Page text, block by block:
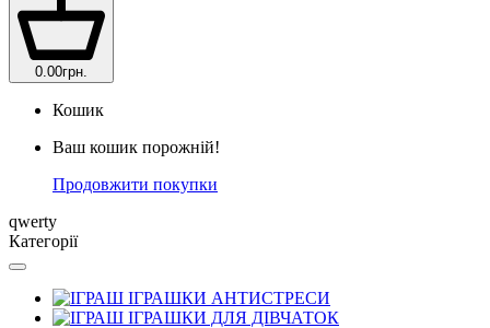
0.00грн.
Кошик
Ваш кошик порожній!
Продовжити покупки
qwerty
Категорії
ІГРАШКИ АНТИСТРЕСИ
ІГРАШКИ ДЛЯ ДІВЧАТОК